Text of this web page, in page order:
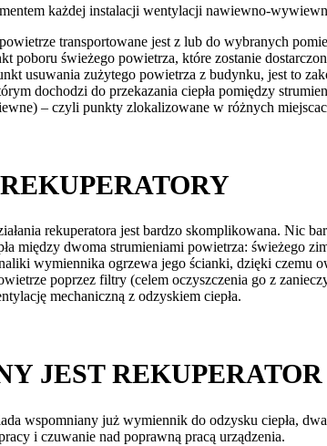
każdej instalacji wentylacji nawiewno-
transportowane jest z lub do wybranych
poboru świeżego powietrza, które zostanie
usuwania zużytego powietrza z budynku, jest to
dochodzi do przekazania ciepła pomiędzy
– czyli punkty zlokalizowane w różnych
rekuperatora jest bardzo skomplikowana.
między dwoma strumieniami powietrza: świeżego
wymiennika ogrzewa jego ścianki, dzięki
poprzez filtry (celem oczyszczenia go z
mechaniczną z odzyskiem ciepła.
JEST REKUPERATOR
wspomniany już wymiennik do odzysku ciepła,
i czuwanie nad poprawną pracą urządzenia.